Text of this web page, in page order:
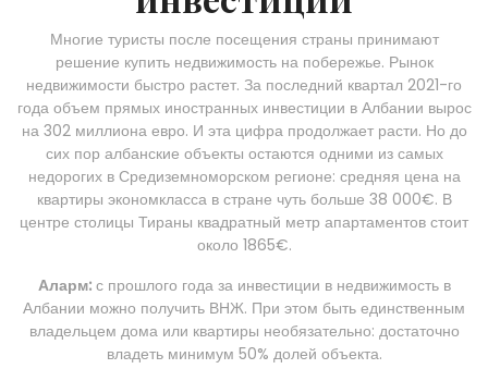
Многие туристы после посещения страны принимают
решение купить недвижимость на побережье. Рынок
недвижимости быстро растет. За последний квартал 2021-го
года объем прямых иностранных инвестиции в Албании вырос
на 302 миллиона евро. И эта цифра продолжает расти. Но до
сих пор албанские объекты остаются одними из самых
недорогих в Средиземноморском регионе: средняя цена на
квартиры экономкласса в стране чуть больше 38 000€. В
центре столицы Тираны квадратный метр апартаментов стоит
около 1865€.
Аларм:с прошлого года за инвестиции в недвижимость в
Албании можно получить ВНЖ. При этом быть единственным
владельцем дома или квартиры необязательно: достаточно
владеть минимум 50% долей объекта.